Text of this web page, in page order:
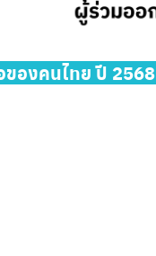
องคนไทย ปี 2568